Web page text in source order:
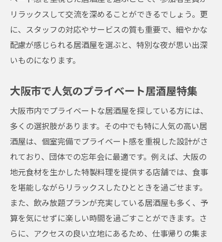
リラックスして交流を深めることができるでしょう。更
に、スタッフの対応やサービスの質も重要で、細やかな
配慮が感じられる居酒屋を選ぶと、特別な夜が思い出深
いものになります。
大阪市で人気のプライベート居酒屋特集
大阪市内でプライベートな居酒屋を探している方には、
多くの選択肢があります。その中でも特に人気の高い居
酒屋は、個室完備でプライベート感を重視した設計がさ
れており、団体での忘年会に最適です。例えば、大阪の
地元食材を生かした特製料理を提供する店舗では、食事
を堪能しながらリラックスしたひとときを過ごせます。
また、飲み放題プランが充実している居酒屋も多く、予
算を気にせずに楽しい時間を過ごすことができます。さ
らに、アクセスの良い立地にあるため、仕事帰りの集ま